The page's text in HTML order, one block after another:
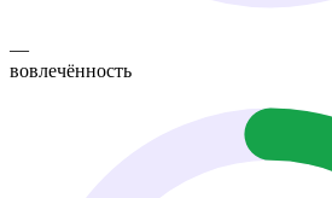
—
вовлечённость